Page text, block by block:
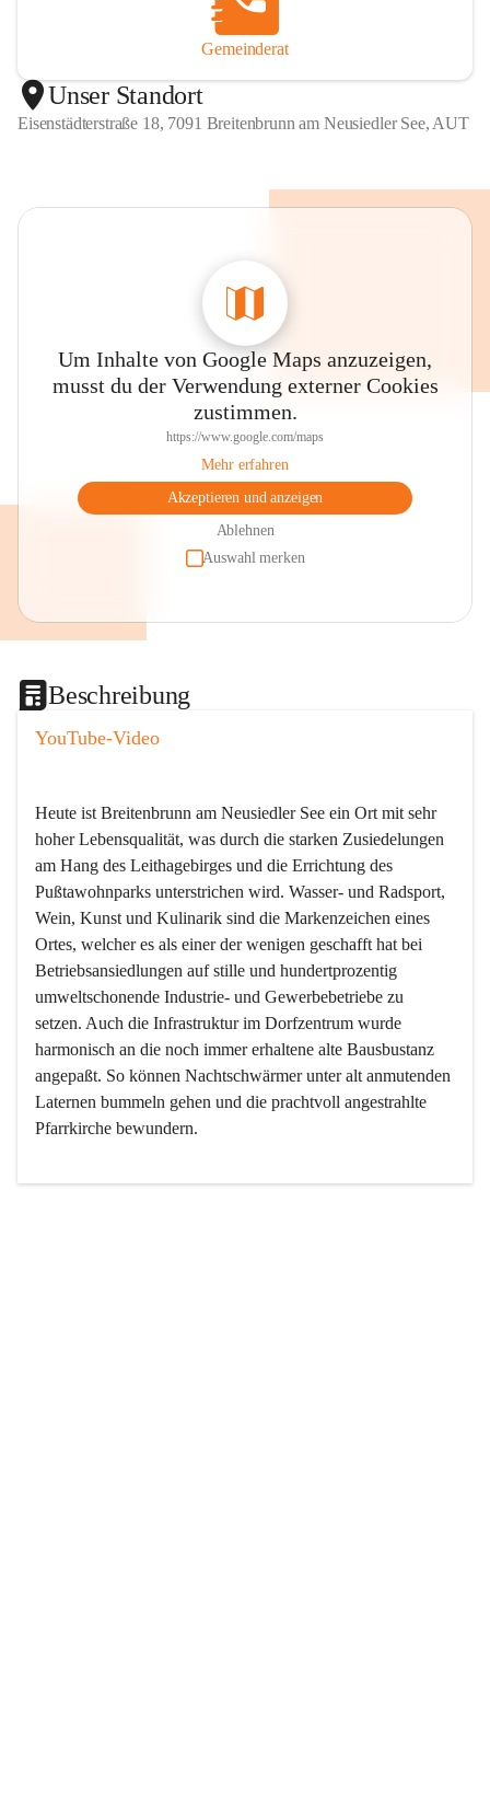
Gemeinderat
Unser Standort
Eisenstädterstraße 18, 7091 Breitenbrunn am Neusiedler See, AUT
Um Inhalte von Google Maps anzuzeigen,
musst du der Verwendung externer Cookies
zustimmen.
https://www.google.com/maps
Mehr erfahren
Akzeptieren und anzeigen
Ablehnen
Auswahl merken
Beschreibung
YouTube-Video
Heute ist Breitenbrunn am Neusiedler See ein Ort mit sehr
hoher Lebensqualität, was durch die starken Zusiedelungen
am Hang des Leithagebirges und die Errichtung des
Pußtawohnparks unterstrichen wird. Wasser- und Radsport,
Wein, Kunst und Kulinarik sind die Markenzeichen eines
Ortes, welcher es als einer der wenigen geschafft hat bei
Betriebsansiedlungen auf stille und hundertprozentig
umweltschonende Industrie- und Gewerbebetriebe zu
setzen. Auch die Infrastruktur im Dorfzentrum wurde
harmonisch an die noch immer erhaltene alte Bausbustanz
angepaßt. So können Nachtschwärmer unter alt anmutenden
Laternen bummeln gehen und die prachtvoll angestrahlte
Pfarrkirche bewundern.
Der Weinbau dominert heute nicht mehr, ist aber integrativer